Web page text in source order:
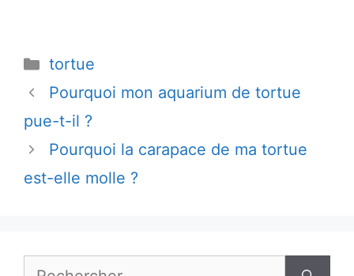
Catégories
tortue
Pourquoi mon aquarium de tortue
pue-t-il ?
Pourquoi la carapace de ma tortue
est-elle molle ?